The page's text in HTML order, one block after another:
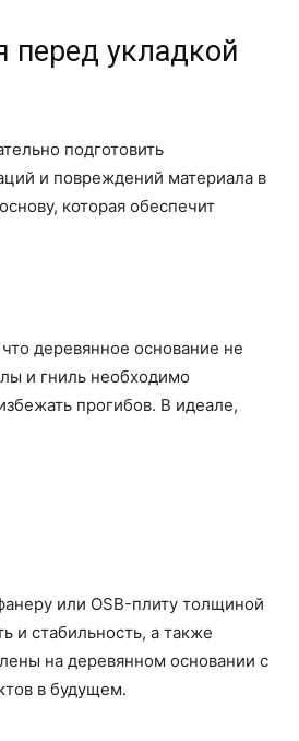
перед укладкой
подготовить
и повреждений материала в
которая обеспечит
деревянное основание не
и гниль необходимо
прогибов. В идеале,
или OSB-плиту толщиной
и стабильность, а также
на деревянном основании с
в будущем.